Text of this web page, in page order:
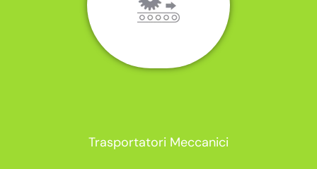
Trasportatori Meccanici